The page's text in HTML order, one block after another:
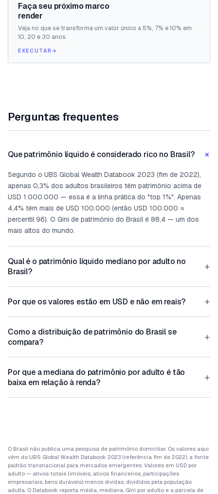
Faça seu próximo marco
render
Veja no que se transforma um valor único a 5%, 7% e 10% em
10, 20 e 30 anos.
EXECUTAR →
Perguntas frequentes
Que patrimônio líquido é considerado rico no Brasil? +
Segundo o UBS Global Wealth Databook 2023 (fim de 2022),
apenas 0,3% dos adultos brasileiros têm patrimônio acima de
USD 1.000.000 — essa é a linha prática do "top 1%". Apenas
4,4% têm mais de USD 100.000 (então USD 100.000 ≈
percentil 96). O Gini de patrimônio do Brasil é 88,4 — um dos
mais altos do mundo.
Qual é o patrimônio líquido mediano por adulto no
Brasil?
+
Por que os valores estão em USD e não em reais? +
Como a distribuição de patrimônio do Brasil se
compara?
+
Por que a mediana do patrimônio por adulto é tão
baixa em relação à renda?
+
O Brasil não publica uma pesquisa de patrimônio domiciliar. Os valores aqui
vêm do UBS Global Wealth Databook 2023 (referência fim de 2022), a fonte
padrão transnacional para mercados emergentes. Valores em USD por
adulto — ativos totais (imóveis, ativos financeiros, participações
empresariais, bens duráveis) menos dívidas, divididos pela população
adulta. O Databook reporta média, mediana, Gini por adulto e a parcela de